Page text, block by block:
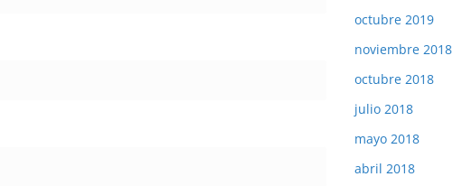
octubre 2019
noviembre 2018
octubre 2018
julio 2018
mayo 2018
abril 2018